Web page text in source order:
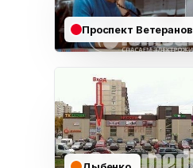
Проспект Ветеранов